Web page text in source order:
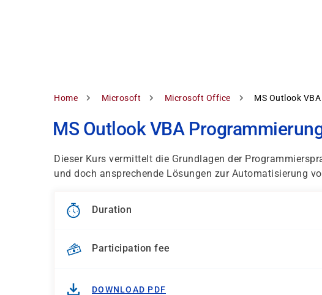
Breadcrumb
Home Microsoft Microsoft Office MS Outlook
MS Outlook VBA
Dieser Kurs vermittelt die Grundlagen der
und doch ansprechende Lösungen zur Automatisierung
Duration
Participation fee
DOWNLOAD PDF